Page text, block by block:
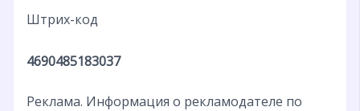
Штрих-код
4690485183037
Реклама. Информация о рекламодателе по